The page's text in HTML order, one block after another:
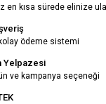
en kısa sürede elinize
ödeme sistemi
Yelpazesi
ve kampanya seçeneği